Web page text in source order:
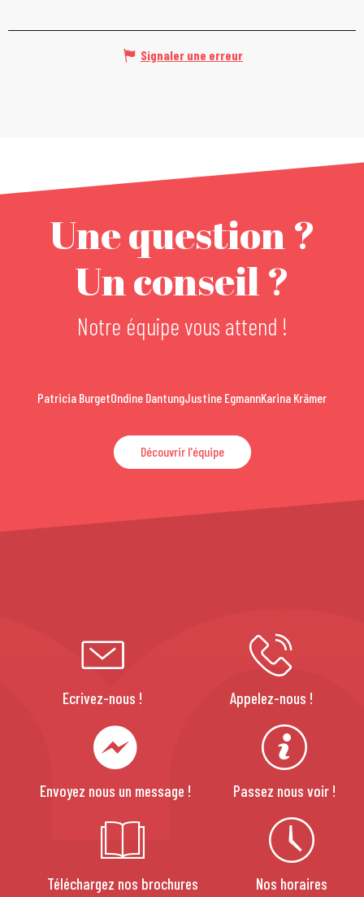
Signaler une erreur
Une question ?
Un conseil ?
Notre équipe vous attend !
Patricia BurgetOndine DantungJustine EgmannKarina Krämer
Découvrir l'équipe
Ecrivez-nous ! Appelez-nous !
Envoyez nous un message ! Passez nous voir !
Téléchargez nos brochures Nos horaires